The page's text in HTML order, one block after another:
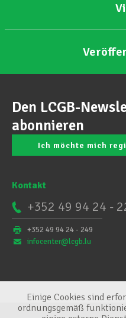
Den LCGB-
abonnieren
Ich möchte mich
Kontakt
+352 49 94 24 -
+352 49 94 24 - 249
infocenter@lcgb.lu
Einige Cookies sind
ordnungsgemäß